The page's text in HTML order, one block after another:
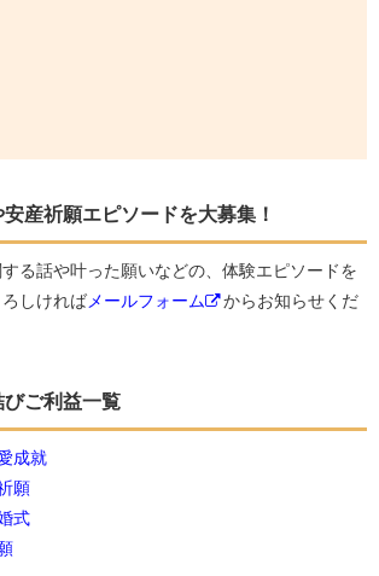
産祈願エピソードを大募集！
る話や叶った願いなどの、体験エピソードを
しければメールフォーム
からお知らせくだ
ご利益一覧
成就
願
式